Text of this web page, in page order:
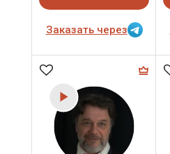
Заказать через